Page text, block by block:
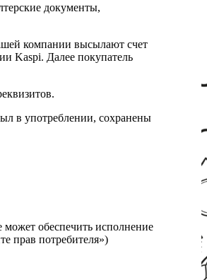
документы,
компании высылают счет
Kaspi. Далее покупатель
в употреблении, сохранены
может обеспечить исполнение
прав потребителя»)